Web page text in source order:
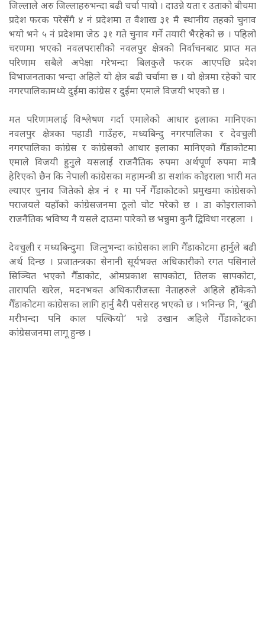
जिल्लाले अरु जिल्लाहरुभन्दा बढी चर्चा पायो । दाउन्ने यता र उताको बीचमा
प्रदेश फरक परेसँगै ४ नं प्रदेशमा त वैशाख ३१ मै स्थानीय तहको चुनाव
भयो भने ५ नं प्रदेशमा जेठ ३१ गते चुनाव गर्ने तयारी भैरहेको छ । पहिलो
चरणमा भएको नवलपरासीको नवलपुर क्षेत्रको निर्वाचनबाट प्राप्त मत
परिणाम सबैले अपेक्षा गरेभन्दा बिलकुलै फरक आएपछि प्रदेश
विभाजनताका भन्दा अहिले यो क्षेत्र बढी चर्चामा छ । यो क्षेत्रमा रहेको चार
नगरपालिकामध्ये दुईमा कांग्रेस र दुईमा एमाले विजयी भएको छ ।
मत परिणामलाई विश्लेषण गर्दा एमालेको आधार इलाका मानिएका
नवलपुर क्षेत्रका पहाडी गाउँहरु, मध्यबिन्दु नगरपालिका र देवचुली
नगरपालिका कांग्रेस र कांग्रेसको आधार इलाका मानिएको गैँडाकोटमा
एमाले विजयी हुनुले यसलाई राजनैतिक रुपमा अर्थपूर्ण रुपमा मात्रै
हेरिएको छैन कि नेपाली कांग्रेसका महामन्त्री डा सशांक कोइराला भारी मत
ल्याएर चुनाव जितेको क्षेत्र नं १ मा पर्ने गैँडाकोटको प्रमुखमा कांग्रेसको
पराजयले यहाँको कांग्रेसजनमा ठूलो चोट परेको छ । डा कोइरालाको
राजनैतिक भविष्य नै यसले दाउमा पारेको छ भन्नुमा कुनै द्विविधा नरहला ।
देवचुली र मध्यबिन्दुमा जित्नुभन्दा कांग्रेसका लागि गैँडाकोटमा हार्नुले बढी
अर्थ दिन्छ । प्रजातन्त्रका सेनानी सूर्यभक्त अधिकारीको रगत पसिनाले
सिञ्चित भएको गैैँडाकोट, ओमप्रकाश सापकोटा, तिलक सापकोटा,
तारापति खरेल, मदनभक्त अधिकारीजस्ता नेताहरुले अहिले हाँकेको
गैँडाकोटमा कांग्रेसका लागि हार्नु बैरी पसेसरह भएको छ । भनिन्छ नि, ‘बूढी
मरीभन्दा पनि काल पल्कियो’ भन्ने उखान अहिले गैँडाकोटका
कांग्रेसजनमा लागू हुन्छ ।